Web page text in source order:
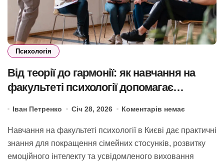
Психологія
Від теорії до гармонії: як навчання на
факультеті психології допомагає
Іван Петренко Січ 28, 2026 Коментарів немає
Навчання на факультеті психології в Києві дає практичні
знання для покращення сімейних стосунків, розвитку
емоційного інтелекту та усвідомленого виховання